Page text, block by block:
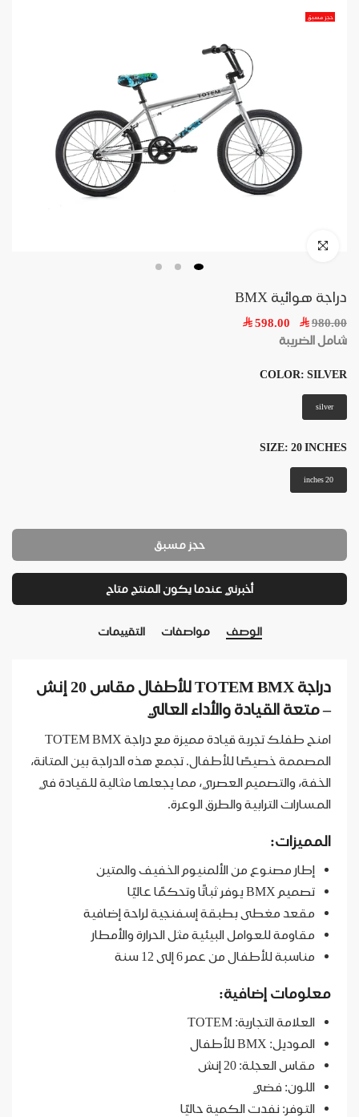
حجز مسبق
دراجة هوائية BMX
980.00
598.00
شامل الضريبة
COLOR: SILVER
silver
SIZE: 20 INCHES
20 inches
حجز مسبق
أخبرني عندما يكون المنتج متاح
الوصف مواصفات التقييمات
دراجة TOTEM BMX للأطفال مقاس 20 إنش
– متعة القيادة والأداء العالي
امنح طفلك تجربة قيادة مميزة مع دراجة TOTEM BMX
المصممة خصيصًا للأطفال. تجمع هذه الدراجة بين المتانة،
الخفة، والتصميم العصري، مما يجعلها مثالية للقيادة في
المسارات الترابية والطرق الوعرة.
المميزات:
إطار مصنوع من الألمنيوم الخفيف والمتين
تصميم BMX يوفر ثباتًا وتحكمًا عاليًا
مقعد مغطى بطبقة إسفنجية لراحة إضافية
مقاومة للعوامل البيئية مثل الحرارة والأمطار
مناسبة للأطفال من عمر 6 إلى 12 سنة
معلومات إضافية:
العلامة التجارية: TOTEM
الموديل: BMX للأطفال
مقاس العجلة: 20 إنش
اللون: فضي
التوفر: نفدت الكمية حاليًا